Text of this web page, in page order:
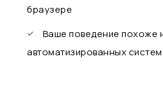
браузере
Ваше поведение похоже
автоматизированных систем